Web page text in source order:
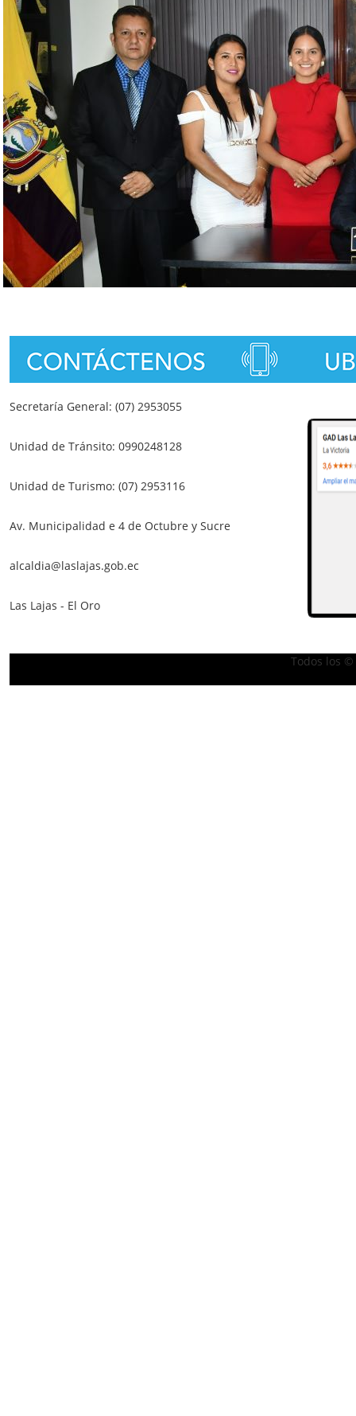
Secretaría General: (07) 2953055
Unidad de Tránsito: 0990248128
Unidad de Turismo: (07) 2953116
Av. Municipalidad e 4 de Octubre y Sucre
alcaldia@laslajas.gob.ec
Las Lajas - El Oro
Todos los ©